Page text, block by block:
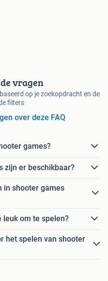
vragen
op je zoekopdracht en de
filters
over deze FAQ
games?
zijn er beschikbaar?
in shooter games
leuk om te spelen?
het spelen van shooter